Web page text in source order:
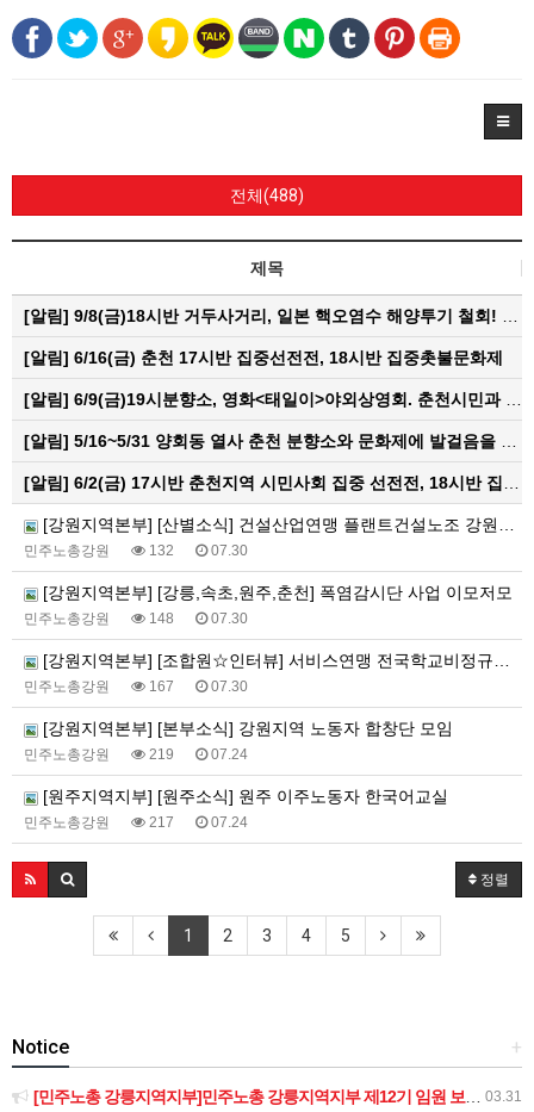
전체(488)
제목
[알림] 9/8(금)18시반 거두사거리, 일본 핵오염수 해양투기 철회! 춘천시민대회
[알림] 6/16(금) 춘천 17시반 집중선전전, 18시반 집중촛불문화제
[알림] 6/9(금)19시분향소, 영화<태일이>야외상영회. 춘천시민과 함께하는 한여름밤의 영화산책
[알림] 5/16~5/31 양회동 열사 춘천 분향소와 문화제에 발걸음을 내어주신 모든 분들께 감사인사를 올립니다.
[알림] 6/2(금) 17시반 춘천지역 시민사회 집중 선전전, 18시반 집중 촛불문화제
[강원지역본부] [산별소식] 건설산업연맹 플랜트건설노조 강원충북지부
민주노총강원 132 07.30
[강원지역본부] [강릉,속초,원주,춘천] 폭염감시단 사업 이모저모
민주노총강원 148 07.30
[강원지역본부] [조합원☆인터뷰] 서비스연맹 전국학교비정규직노동조합 강원지부 김유미 춘천지회장
민주노총강원 167 07.30
[강원지역본부] [본부소식] 강원지역 노동자 합창단 모임
민주노총강원 219 07.24
[원주지역지부] [원주소식] 원주 이주노동자 한국어교실
민주노총강원 217 07.24
정렬
1 2 3 4 5
+
Notice
03.31
[민주노총 강릉지역지부]민주노총 강릉지역지부 제12기 임원 보궐선거결과 공고